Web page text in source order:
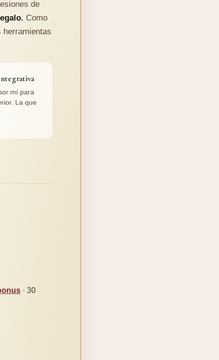
de
Como
herramientas
mí para
La que
· 30